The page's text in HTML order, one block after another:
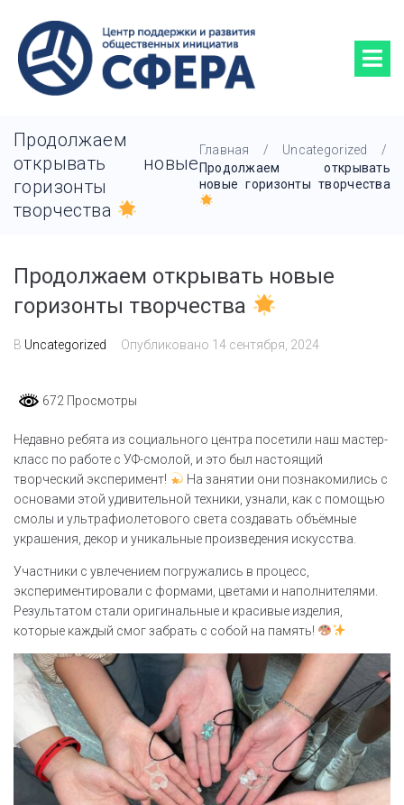
Продолжаем
открывать новые
горизонты
творчества
Главная / Uncategorized
/
Продолжаем открывать
новые горизонты творчества
Продолжаем открывать новые
горизонты творчества
В Uncategorized Опубликовано 14 сентября, 2024
672 Просмотры
Недавно ребята из социального центра посетили наш мастер-
класс по работе с УФ-смолой, и это был настоящий
творческий эксперимент!
На занятии они познакомились с
основами этой удивительной техники, узнали, как с помощью
смолы и ультрафиолетового света создавать объёмные
украшения, декор и уникальные произведения искусства.
Участники с увлечением погружались в процесс,
экспериментировали с формами, цветами и наполнителями.
Результатом стали оригинальные и красивые изделия,
которые каждый смог забрать с собой на память!